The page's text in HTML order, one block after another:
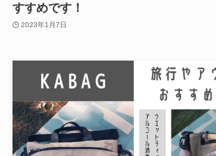
すすめです！
2023年1月7日